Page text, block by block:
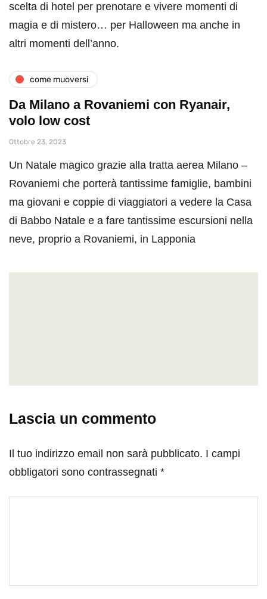
scelta di hotel per prenotare e vivere momenti di
magia e di mistero… per Halloween ma anche in
altri momenti dell’anno.
come muoversi
Da Milano a Rovaniemi con Ryanair,
volo low cost
Ottobre 23, 2023
Un Natale magico grazie alla tratta aerea Milano –
Rovaniemi che porterà tantissime famiglie, bambini
ma giovani e coppie di viaggiatori a vedere la Casa
di Babbo Natale e a fare tantissime escursioni nella
neve, proprio a Rovaniemi, in Lapponia
Lascia un commento
Il tuo indirizzo email non sarà pubblicato. I campi
obbligatori sono contrassegnati *